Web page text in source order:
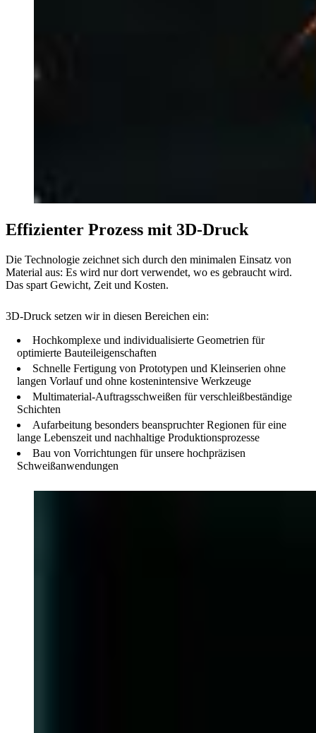
Effizienter Prozess mit 3D-Druck
Die Technologie zeichnet sich durch den minimalen Einsatz von
Material aus: Es wird nur dort verwendet, wo es gebraucht wird.
Das spart Gewicht, Zeit und Kosten.
3D-Druck setzen wir in diesen Bereichen ein:
Hochkomplexe und individualisierte Geometrien für
optimierte Bauteileigenschaften
Schnelle Fertigung von Prototypen und Kleinserien ohne
langen Vorlauf und ohne kostenintensive Werkzeuge
Multimaterial-Auftragsschweißen für verschleißbeständige
Schichten
Aufarbeitung besonders beanspruchter Regionen für eine
lange Lebenszeit und nachhaltige Produktionsprozesse
Bau von Vorrichtungen für unsere hochpräzisen
Schweißanwendungen